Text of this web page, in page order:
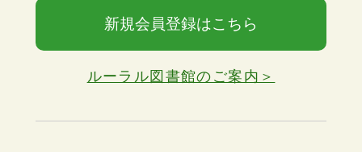
新規会員登録はこちら
ルーラル図書館のご案内＞